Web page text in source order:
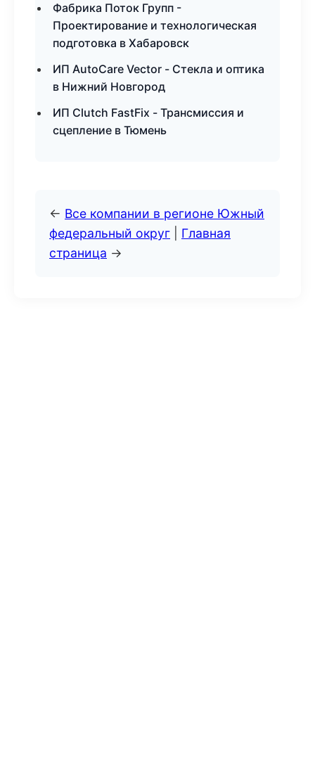
Фабрика Поток Групп -
Проектирование и технологическая
подготовка в Хабаровск
ИП AutoCare Vector - Стекла и оптика
в Нижний Новгород
ИП Clutch FastFix - Трансмиссия и
сцепление в Тюмень
← Все компании в регионе Южный
федеральный округ
Главная
страница →